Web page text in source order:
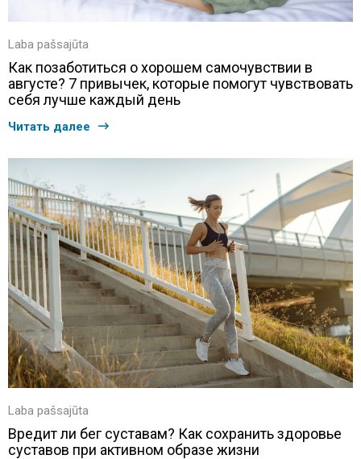
Laba pašsajūta
Как позаботиться о хорошем самочувствии в
августе? 7 привычек, которые помогут чувствовать
себя лучше каждый день
Читать далее
Laba pašsajūta
Вредит ли бег суставам? Как сохранить здоровье
суставов при активном образе жизни